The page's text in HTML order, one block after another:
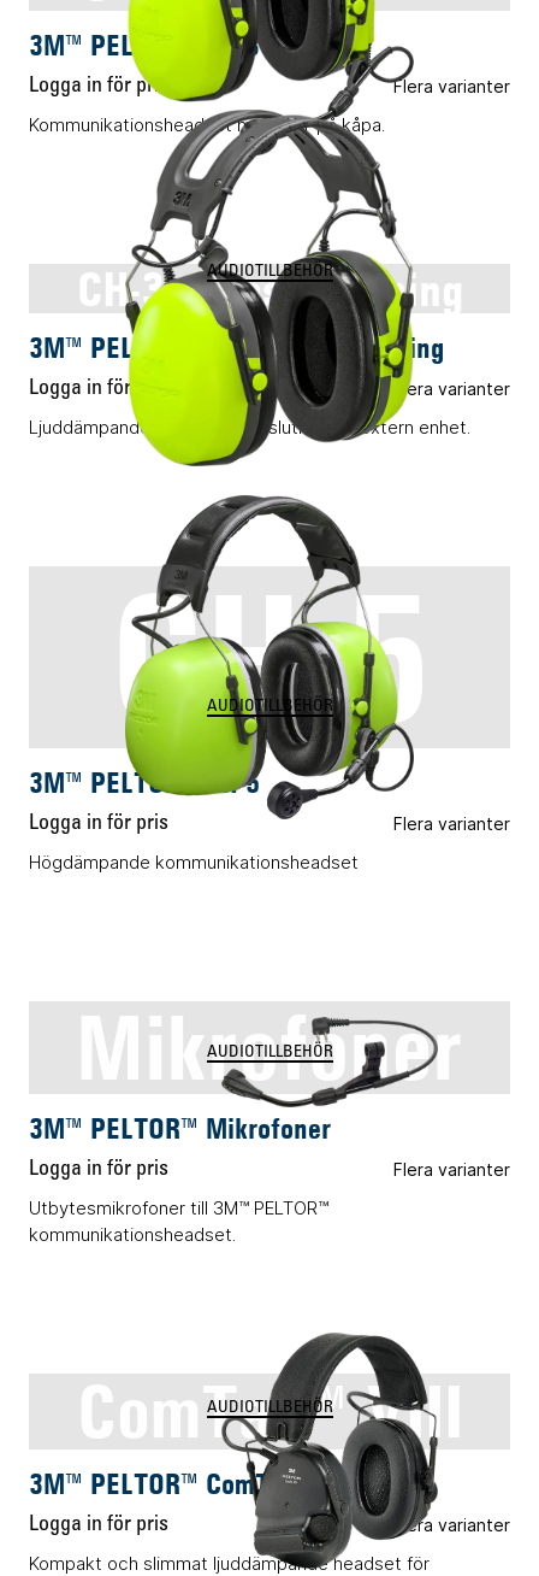
3M™ PELTOR™ CH-3 med PTT
Logga in för pris Flera varianter
Kommunikationsheadset med PTT på kåpa.
CH-3 endast lyssning
AUDIOTILLBEHÖR
3M™ PELTOR™ CH-3 endast lyssning
Logga in för pris Flera varianter
Ljuddämpande hörlurar för anslutning till extern enhet.
CH-5
AUDIOTILLBEHÖR
3M™ PELTOR™ CH-5
Logga in för pris Flera varianter
Högdämpande kommunikationsheadset
Mikrofoner
AUDIOTILLBEHÖR
3M™ PELTOR™ Mikrofoner
Logga in för pris Flera varianter
Utbytesmikrofoner till 3M™ PELTOR™
kommunikationsheadset.
ComTac™ VIII
AUDIOTILLBEHÖR
3M™ PELTOR™ ComTac™ VIII
Logga in för pris Flera varianter
Kompakt och slimmat ljuddämpande headset för